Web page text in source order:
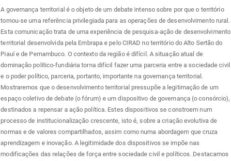
A governança territorial é o objeto de um debate intenso sobre por que o território
tornou-se uma referência privilegiada para as operações de desenvolvimento rural.
Esta comunicação trata de uma experiência de pesquisa-ação de desenvolvimento
territorial desenvolvida pela Embrapa e pelo CIRAD no território do Alto Sertão do
Piauí e de Pernambuco. O contexto da região é difícil. A situação atual de
dominação político-fundiária torna difícil fazer uma parceria entre a sociedade civil
e o poder político, parceria, portanto, importante na governança territorial.
Mostraremos que o desenvolvimento territorial pressupõe a legitimação de um
espaço coletivo de debate (o fórum) e um dispositivo de governança (o consórcio),
destinados a repensar a ação política. Estes dispositivos se constroem num
processo de institucionalização crescente, isto é, sobre a criação evolutiva de
normas e de valores compartilhados, assim como numa abordagem que cruza
aprendizagem e inovação. A legitimidade dos dispositivos se impõe nas
modificações das relações de força entre sociedade civil e políticos. Destacamos